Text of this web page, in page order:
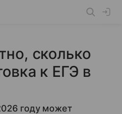
сколько
к ЕГЭ в
году может